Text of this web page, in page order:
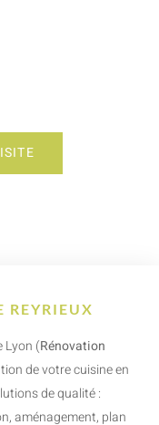
REYRIEUX
Lyon (Rénovation
de votre cuisine en
de qualité :
aménagement, plan